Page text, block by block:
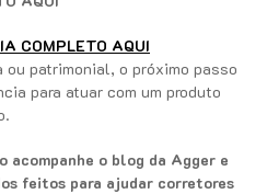
COMPLETO AQUI
patrimonial, o próximo passo
para atuar com um produto
acompanhe o blog da Agger e
feitos para ajudar corretores